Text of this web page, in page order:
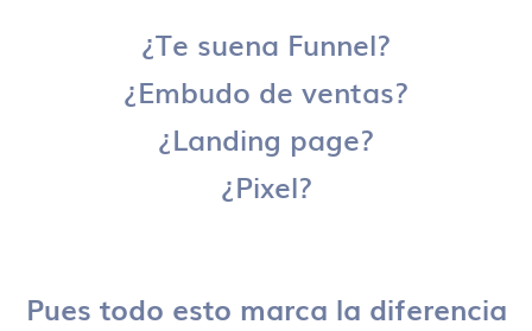
¿Te suena Funnel?
¿Embudo de ventas?
¿Landing page?
¿Pixel?
Pues todo esto marca la diferencia